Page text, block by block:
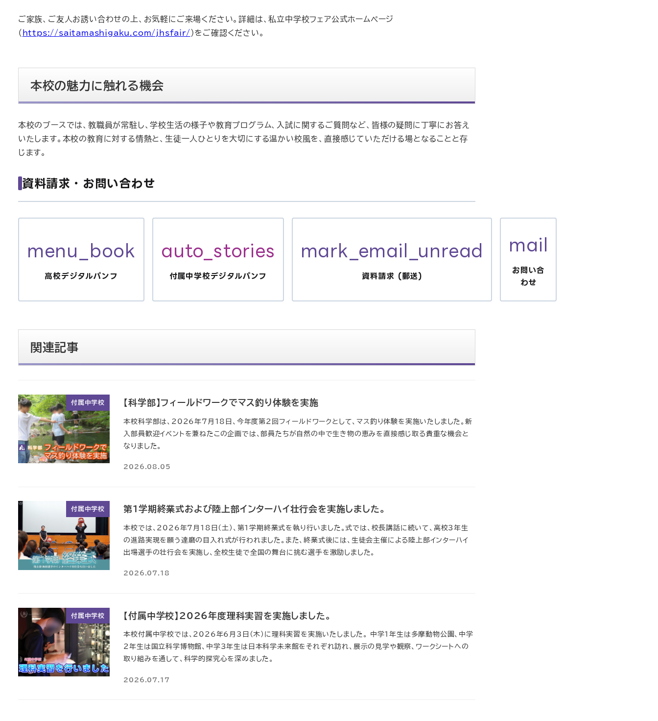
ご家族、ご友人お誘い合わせの上、お気軽にご来場ください。詳細は、私立中学校フェア公式ホームページ
（ https://saitamashigaku.com/jhsfair/ ）をご確認ください。
本校の魅力に触れる機会
本校のブースでは、教職員が常駐し、学校生活の様子や教育プログラム、入試に関するご質問など、皆様の疑問に丁寧にお答え
いたします。本校の教育に対する情熱と、生徒一人ひとりを大切にする温かい校風を、直接感じていただける場となることと存
じます。
資料請求・お問い合わせ
menu_book
高校デジタルパンフ
auto_stories
付属中学校デジタルパンフ
mark_email_unread
資料請求 (郵送)
mail
お問い合
わせ
関連記事
付属中学校 【科学部】フィールドワークでマス釣り体験を実施
本校科学部は、2026年7月18日、今年度第2回フィールドワークとして、マス釣り体験を実施いたしました。新
入部員歓迎イベントを兼ねたこの企画では、部員たちが自然の中で生き物の恵みを直接感じ取る貴重な機会と
なりました。
2026.08.05
付属中学校 第1学期終業式および陸上部インターハイ壮行会を実施しました。
本校では、2026年7月18日（土）、第1学期終業式を執り行いました。式では、校長講話に続いて、高校3年生
の進路実現を願う達磨の目入れ式が行われました。また、終業式後には、生徒会主催による陸上部インターハイ
出場選手の壮行会を実施し、全校生徒で全国の舞台に挑む選手を激励しました。
2026.07.18
付属中学校 【付属中学校】2026年度理科実習を実施しました。
本校付属中学校では、2026年6月3日（木）に理科実習を実施いたしました。 中学1年生は多摩動物公園、中学
2年生は国立科学博物館、中学3年生は日本科学未来館をそれぞれ訪れ、展示の見学や観察、ワークシートへの
取り組みを通して、科学的探究心を深めました。
2026.07.17